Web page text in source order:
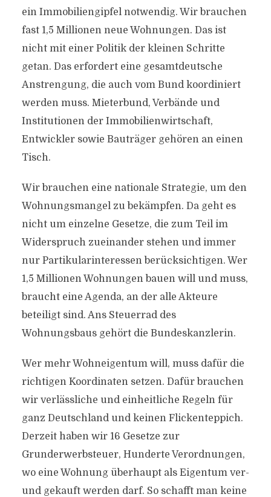
ein Immobiliengipfel notwendig. Wir brauchen
fast 1,5 Millionen neue Wohnungen. Das ist
nicht mit einer Politik der kleinen Schritte
getan. Das erfordert eine gesamtdeutsche
Anstrengung, die auch vom Bund koordiniert
werden muss. Mieterbund, Verbände und
Institutionen der Immobilienwirtschaft,
Entwickler sowie Bauträger gehören an einen
Tisch.
Wir brauchen eine nationale Strategie, um den
Wohnungsmangel zu bekämpfen. Da geht es
nicht um einzelne Gesetze, die zum Teil im
Widerspruch zueinander stehen und immer
nur Partikularinteressen berücksichtigen. Wer
1,5 Millionen Wohnungen bauen will und muss,
braucht eine Agenda, an der alle Akteure
beteiligt sind. Ans Steuerrad des
Wohnungsbaus gehört die Bundeskanzlerin.
Wer mehr Wohneigentum will, muss dafür die
richtigen Koordinaten setzen. Dafür brauchen
wir verlässliche und einheitliche Regeln für
ganz Deutschland und keinen Flickenteppich.
Derzeit haben wir 16 Gesetze zur
Grunderwerbsteuer, Hunderte Verordnungen,
wo eine Wohnung überhaupt als Eigentum ver-
und gekauft werden darf. So schafft man keine